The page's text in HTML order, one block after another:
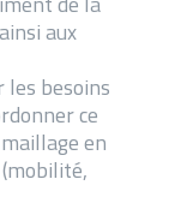
aux
besoins
ce
en